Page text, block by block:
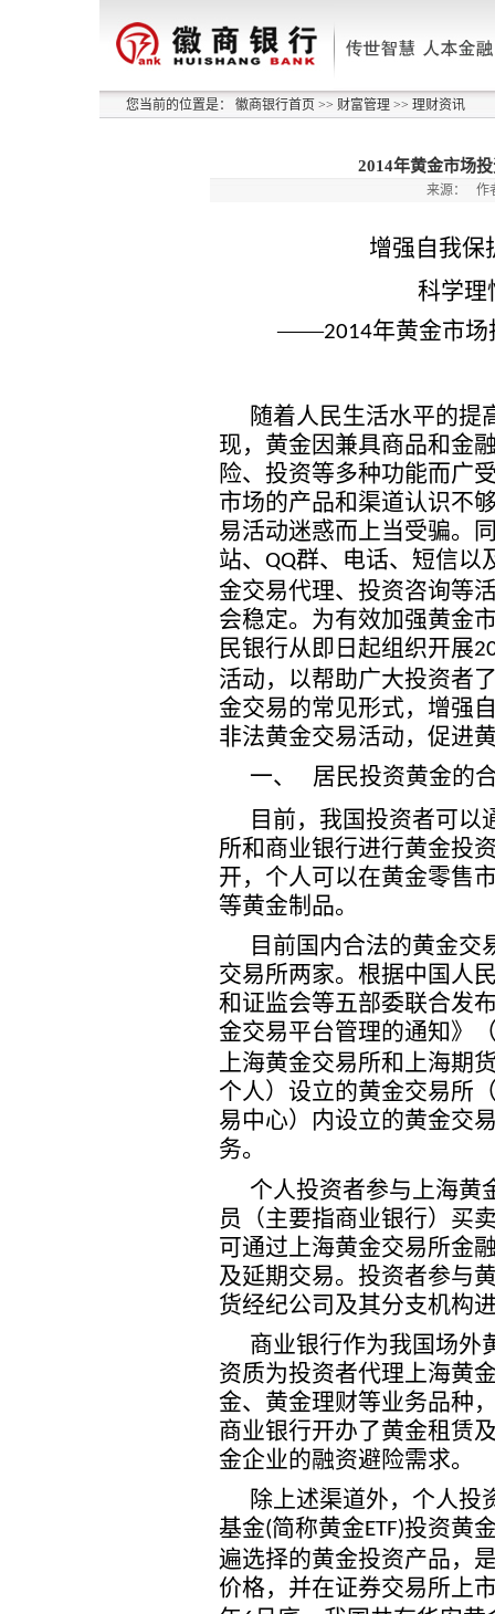
您当前的位置是： 徽商银行首页 >> 财富管理 >> 理财资讯
2014年黄金市场
来源： 作